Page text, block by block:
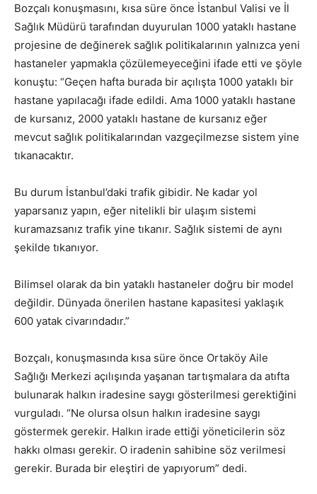
Bozçalı konuşmasını, kısa süre önce İstanbul Valisi ve İl
Sağlık Müdürü tarafından duyurulan 1000 yataklı hastane
projesine de değinerek sağlık politikalarının yalnızca yeni
hastaneler yapmakla çözülemeyeceğini ifade etti ve şöyle
konuştu: “Geçen hafta burada bir açılışta 1000 yataklı bir
hastane yapılacağı ifade edildi. Ama 1000 yataklı hastane
de kursanız, 2000 yataklı hastane de kursanız eğer
mevcut sağlık politikalarından vazgeçilmezse sistem yine
tıkanacaktır.
Bu durum İstanbul’daki trafik gibidir. Ne kadar yol
yaparsanız yapın, eğer nitelikli bir ulaşım sistemi
kuramazsanız trafik yine tıkanır. Sağlık sistemi de aynı
şekilde tıkanıyor.
Bilimsel olarak da bin yataklı hastaneler doğru bir model
değildir. Dünyada önerilen hastane kapasitesi yaklaşık
600 yatak civarındadır.”
Bozçalı, konuşmasında kısa süre önce Ortaköy Aile
Sağlığı Merkezi açılışında yaşanan tartışmalara da atıfta
bulunarak halkın iradesine saygı gösterilmesi gerektiğini
vurguladı. “Ne olursa olsun halkın iradesine saygı
göstermek gerekir. Halkın irade ettiği yöneticilerin söz
hakkı olması gerekir. O iradenin sahibine söz verilmesi
gerekir. Burada bir eleştiri de yapıyorum” dedi.